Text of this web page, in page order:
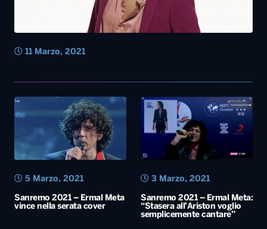
11 Marzo, 2021
Sanremo 2021 – Ermal Meta
vince nella serata cover
5 Marzo, 2021
Sanremo 2021 – Ermal Meta:
“Stasera all’Ariston voglio
semplicemente cantare”
3 Marzo, 2021